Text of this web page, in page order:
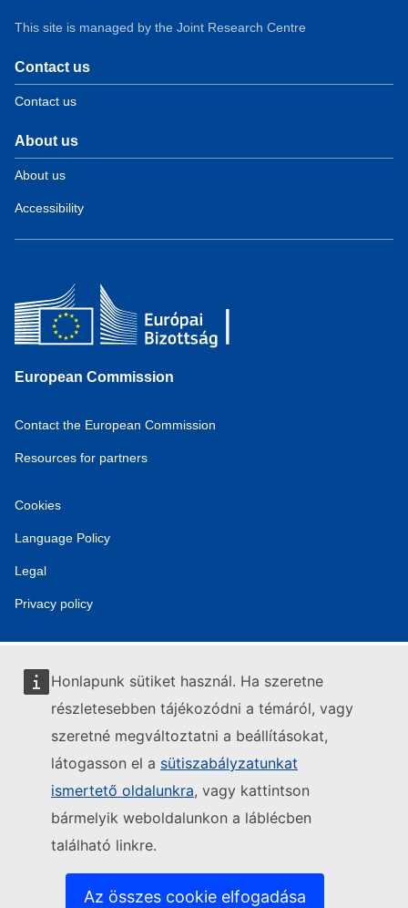
Honlapunk sütiket használ. Ha szeretne
részletesebben tájékozódni a témáról, vagy
szeretné megváltoztatni a beállításokat,
látogasson el a sütiszabályzatunkat
ismertető oldalunkra, vagy kattintson
bármelyik weboldalunkon a láblécben
található linkre.
Az összes cookie elfogadása
This site is managed by the Joint Research Centre
Contact us
Contact us
About us
About us
Accessibility
European Commission
Contact the European Commission
Resources for partners
Cookies
Language Policy
Legal
Privacy policy